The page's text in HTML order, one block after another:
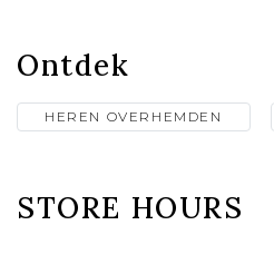
Ontdek
HEREN OVERHEMDEN
STORE HOURS